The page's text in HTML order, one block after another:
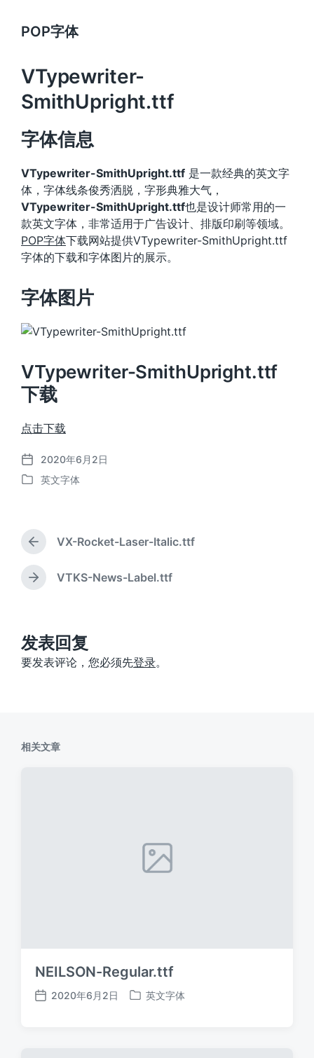
POP字体
VTypewriter-
SmithUpright.ttf
字体信息
VTypewriter-SmithUpright.ttf 是一款经典的英文字
体，字体线条俊秀洒脱，字形典雅大气，
VTypewriter-SmithUpright.ttf也是设计师常用的一
款英文字体，非常适用于广告设计、排版印刷等领域。
POP字体下载网站提供VTypewriter-SmithUpright.ttf
字体的下载和字体图片的展示。
字体图片
VTypewriter-SmithUpright.ttf
下载
点击下载
发
布
2020年6月2日
发
英文字体
上
篇
文
章
VX-Rocket-Laser-Italic.ttf
下
：
VTKS-News-Label.ttf
发表回复
要发表评论，您必须先登录。
相关文章
NEILSON-Regular.ttf
发
2020年6月2日
发
英文字体